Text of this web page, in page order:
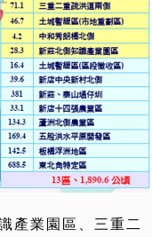
產業園區、三重二